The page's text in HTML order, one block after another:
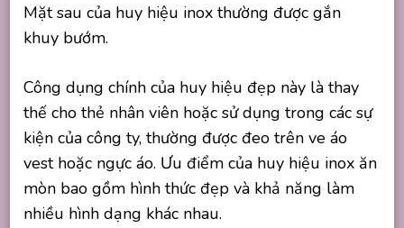
Mặt sau của huy hiệu inox thường được gắn
khuy bướm.
Công dụng chính của huy hiệu đẹp này là thay
thế cho thẻ nhân viên hoặc sử dụng trong các sự
kiện của công ty, thường được đeo trên ve áo
vest hoặc ngực áo. Ưu điểm của huy hiệu inox ăn
mòn bao gồm hình thức đẹp và khả năng làm
nhiều hình dạng khác nhau.